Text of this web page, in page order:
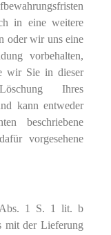
in eine weitere
oder wir uns eine
vorbehalten,
wir Sie in dieser
Ihres
kann entweder
beschriebene
vorgesehene
Abs. 1 S. 1 lit. b
mit der Lieferung